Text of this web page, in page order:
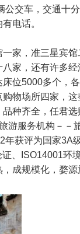
公交车，交通十
电话。
家，准三星宾
家，还有许多
位5000多个，
购物场所四家，
种齐全，任君
游服务机构－－
年获评为国家3A
证、ISO14001环
成规模化，婺